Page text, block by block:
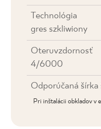
Technológia
gres szkliwiony
Oteruvzdornosť
4/6000
Odporúčaná šírka
Pri inštalácii obkladov v